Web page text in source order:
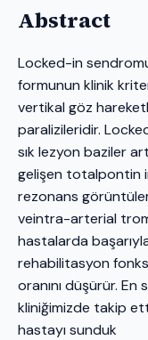
Abstract
Locked-in
formunun klinik
vertikal göz
paralizileridir.
sık lezyon baziler
gelişen totalpontin
rezonans
veintra-arterial
hastalarda
rehabilitasyon
oranını düşürür.
kliniğimizde takip
hastayı sunduk